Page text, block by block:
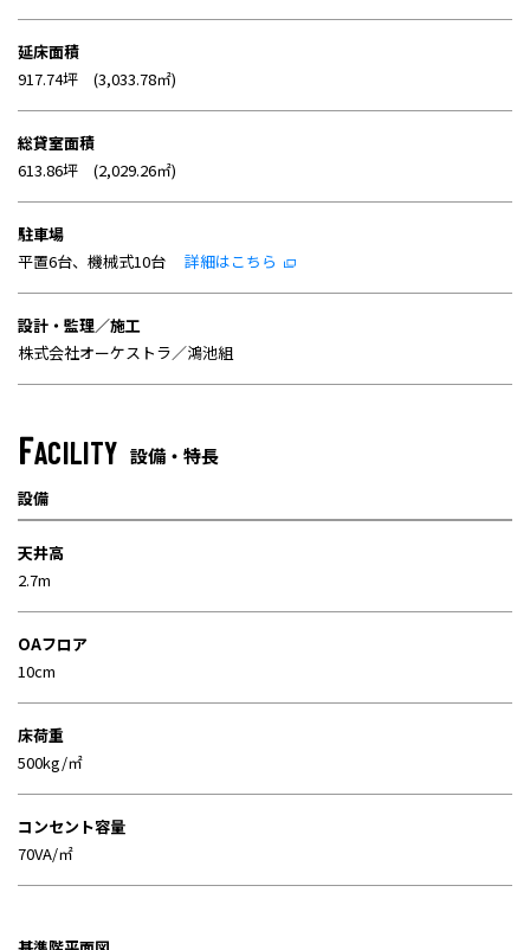
延床面積
917.74坪 (3,033.78㎡)
総貸室面積
613.86坪 (2,029.26㎡)
駐車場
平置6台、機械式10台
詳細はこちら
設計・監理／施工
株式会社オーケストラ／鴻池組
FACILITY 設備・特長
設備
天井高
2.7m
OAフロア
10cm
床荷重
500kg/㎡
コンセント容量
70VA/㎡